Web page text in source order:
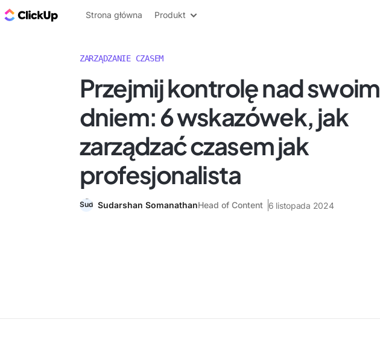
ClickUp Blog
Strona główna Produkt
ZARZĄDZANIE CZASEM
Przejmij kontrolę nad swoim
dniem: 6 wskazówek, jak
zarządzać czasem jak
profesjonalista
Sudarshan SomanathanHead of Content 6 listopada 2024